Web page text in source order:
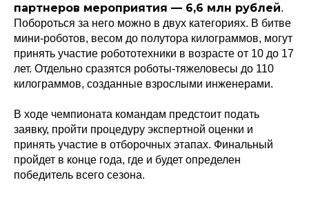
партнеров мероприятия — 6,6 млн рублей.
Побороться за него можно в двух категориях. В битве
мини-роботов, весом до полутора килограммов, могут
принять участие робототехники в возрасте от 10 до 17
лет. Отдельно сразятся роботы-тяжеловесы до 110
килограммов, созданные взрослыми инженерами.
В ходе чемпионата командам предстоит подать
заявку, пройти процедуру экспертной оценки и
принять участие в отборочных этапах. Финальный
пройдет в конце года, где и будет определен
победитель всего сезона.